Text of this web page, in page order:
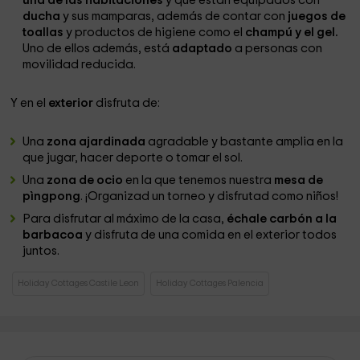
duchay sus mamparas, además de contar con juegos de
toallas y productos de higiene como el champú y el gel.
Uno de ellos además, está adaptado a personas con
movilidad reducida.
Y en el exterior disfruta de:
Una zona ajardinada agradable y bastante amplia en la
que jugar, hacer deporte o tomar el sol.
Una zona de ocio en la que tenemos nuestra mesa de
pìngpong. ¡Organizad un torneo y disfrutad como niños!
Para disfrutar al máximo de la casa, échale carbón a la
barbacoa y disfruta de una comida en el exterior todos
juntos.
Holiday Cottages Castile Leon Holiday Cottages Palencia